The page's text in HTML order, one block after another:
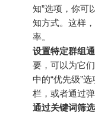
知”选项，你可
知方式。这样
率。
设置特定群组
要，可以为它
中的“优先级”
栏，或者通过弹
通过关键词筛